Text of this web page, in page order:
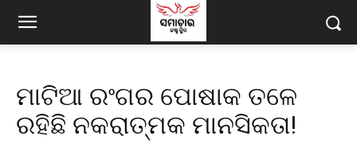
ମାଟିଆ ରଂଗର ପୋଷାକ ତଳେ
ରହିଛି ନକରାତ୍ମକ ମାନସିକତା!